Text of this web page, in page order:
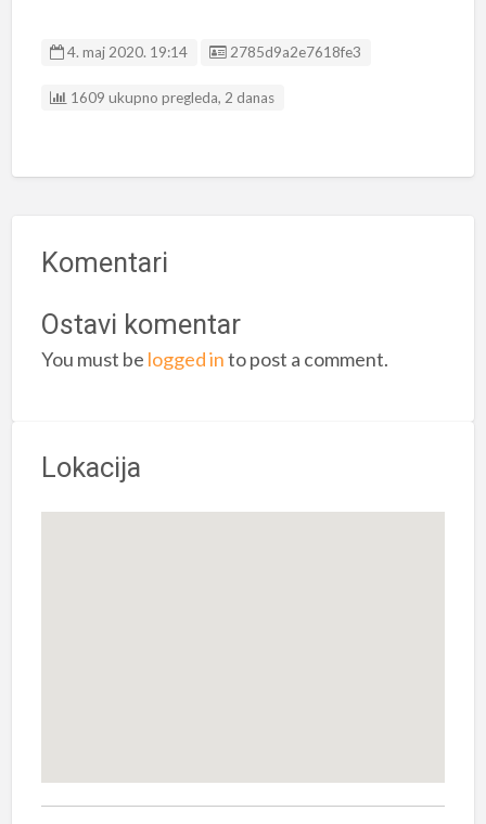
4. maj 2020. 19:14 Listing ID
2785d9a2e7618fe3
1609 ukupno pregleda, 2 danas
Komentari
Ostavi komentar
You must be logged into post a comment.
Lokacija